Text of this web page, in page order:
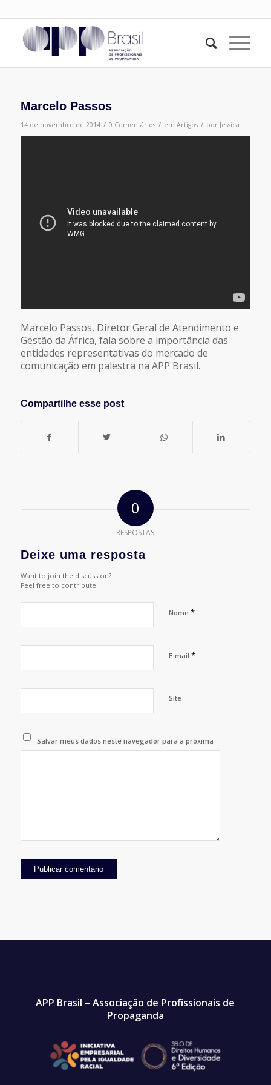
Marcelo Passos
14 de novembro de 2014 / 0 Comentários / em Artigos / por Jessica
Marcelo Passos, Diretor Geral de Atendimento e
Gestão da África, fala sobre a importância das
entidades representativas do mercado de
comunicação em palestra na APP Brasil.
Compartilhe esse post
0
RESPOSTAS
Deixe uma resposta
Want to join the discussion?
Feel free to contribute!
Nome *
E-mail *
Site
Salvar meus dados neste navegador para a próxima
vez que eu comentar.
APP Brasil – Associação de Profissionais de
Propaganda